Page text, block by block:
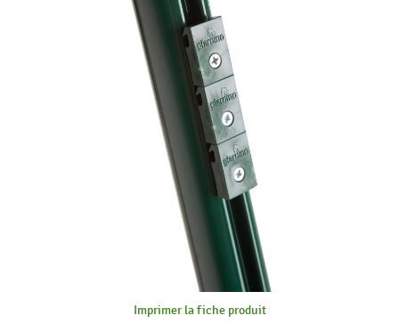
Imprimer la fiche produit